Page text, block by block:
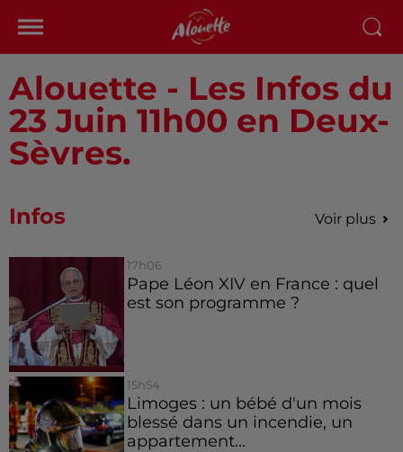
Alouette - Les Infos du
23 Juin 11h00 en Deux-
Sèvres.
Infos Voir plus
17h06
Pape Léon XIV en France : quel
est son programme ?
15h54
Limoges : un bébé d'un mois
blessé dans un incendie, un
appartement...